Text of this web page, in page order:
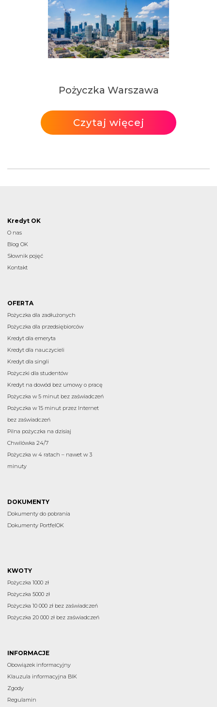
Pożyczka Warszawa
Czytaj więcej
Kredyt OK
O nas
Blog OK
Słownik pojęć
Kontakt
OFERTA
Pożyczka dla zadłużonych
Pożyczka dla przedsiębiorców
Kredyt dla emeryta
Kredyt dla nauczycieli
Kredyt dla singli
Pożyczki dla studentów
Kredyt na dowód bez umowy o pracę
Pożyczka w 5 minut bez zaświadczeń
Pożyczka w 15 minut przez Internet
bez zaświadczeń
Pilna pożyczka na dzisiaj
Chwilówka 24/7
Pożyczka w 4 ratach – nawet w 3
minuty
DOKUMENTY
Dokumenty do pobrania
Dokumenty PortfelOK
KWOTY
Pożyczka 1000 zł
Pożyczka 5000 zł
Pożyczka 10 000 zł bez zaświadczeń
Pożyczka 20 000 zł bez zaświadczeń
INFORMACJE
Obowiązek informacyjny
Klauzula informacyjna BIK
Zgody
Regulamin